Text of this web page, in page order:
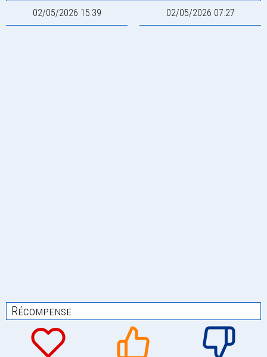
02/05/2026 15:39 02/05/2026 07:27
Récompense